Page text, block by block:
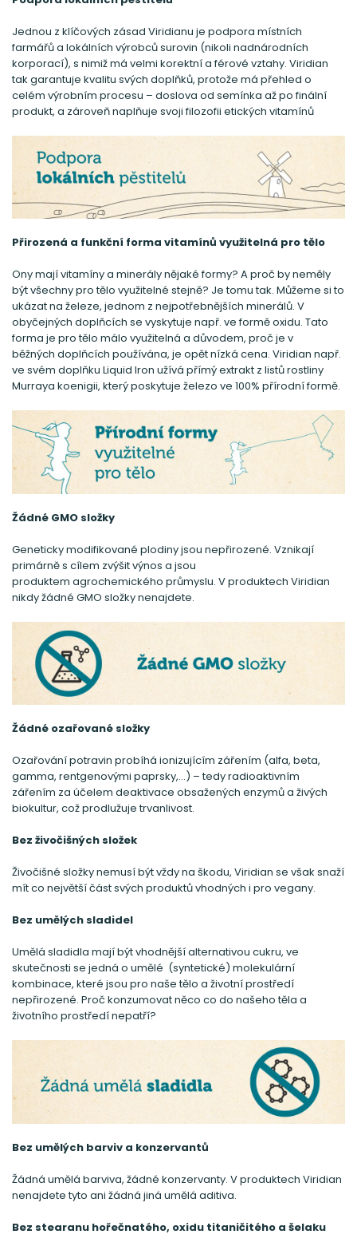
Jednou z klíčových zásad Viridianu je podpora místních
farmářů a lokálních výrobců surovin (nikoli nadnárodních
korporací), s nimiž má velmi korektní a férové vztahy. Viridian
tak garantuje kvalitu svých doplňků, protože má přehled o
celém výrobním procesu – doslova od semínka až po finální
produkt, a zároveň naplňuje svoji filozofii etických vitamínů
Přirozená a funkční forma vitamínů využitelná pro tělo
Ony mají vitamíny a minerály nějaké formy? A proč by neměly
být všechny pro tělo využitelné stejně? Je tomu tak. Můžeme si to
ukázat na železe, jednom z nejpotřebnějších minerálů. V
obyčejných doplňcích se vyskytuje např. ve formě oxidu. Tato
forma je pro tělo málo využitelná a důvodem, proč je v
běžných doplňcích používána, je opět nízká cena. Viridian např.
ve svém doplňku Liquid Iron užívá přímý extrakt z listů rostliny
Murraya koenigii, který poskytuje železo ve 100% přírodní formě.
Žádné GMO složky
Geneticky modifikované plodiny jsou nepřirozené. Vznikají
primárně s cílem zvýšit výnos a jsou
produktem agrochemického průmyslu. V produktech Viridian
nikdy žádné GMO složky nenajdete.
Žádné ozařované složky
Ozařování potravin probíhá ionizujícím zářením (alfa, beta,
gamma, rentgenovými paprsky,…) – tedy radioaktivním
zářením za účelem deaktivace obsažených enzymů a živých
biokultur, což prodlužuje trvanlivost.
Bez živočišných složek
Živočišné složky nemusí být vždy na škodu, Viridian se však snaží
mít co největší část svých produktů vhodných i pro vegany.
Bez umělých sladidel
Umělá sladidla mají být vhodnější alternativou cukru, ve
skutečnosti se jedná o umělé (syntetické) molekulární
kombinace, které jsou pro naše tělo a životní prostředí
nepřirozené. Proč konzumovat něco co do našeho těla a
životního prostředí nepatří?
Bez umělých barviv a konzervantů
Žádná umělá barviva, žádné konzervanty. V produktech Viridian
nenajdete tyto ani žádná jiná umělá aditiva.
Bez stearanu hořečnatého, oxidu titaničitého a šelaku